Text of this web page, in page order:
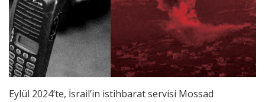
Eylül 2024’te, İsrail’in istihbarat servisi Mossad